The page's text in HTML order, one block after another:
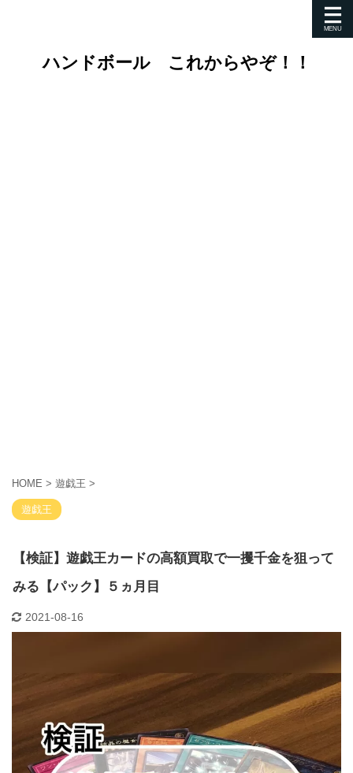
ハンドボール これからやぞ！！
HOME > 遊戯王 >
遊戯王
【検証】遊戯王カードの高額買取で一攫千金を狙って
みる【パック】５ヵ月目
2021-08-16